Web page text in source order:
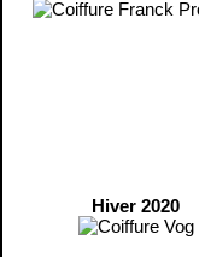
Hiver 2020